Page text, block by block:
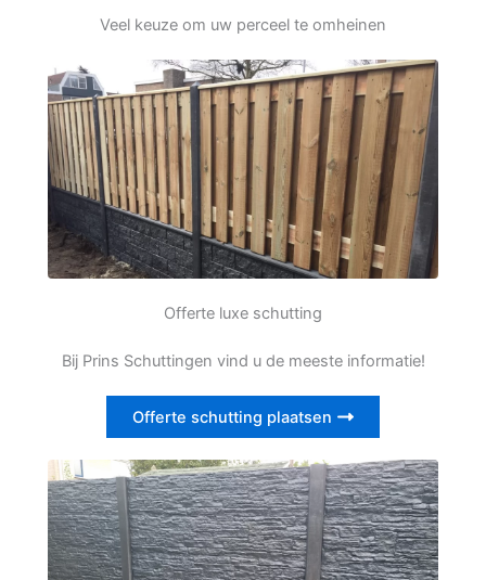
Veel keuze om uw perceel te omheinen
Offerte luxe schutting
Bij Prins Schuttingen vind u de meeste informatie!
Offerte schutting plaatsen